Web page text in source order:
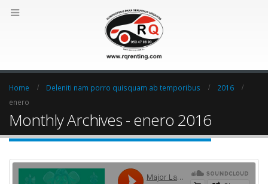
Home Deleniti nam porro quisquam ab temporibus
2016
enero
Monthly Archives - enero 2016